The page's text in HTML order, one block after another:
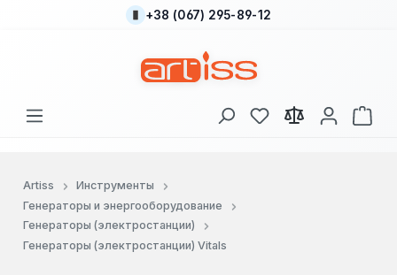
Перейти к основному содержанию
+38 (067) 295-89-12
У вас есть товары
В
Artiss
Инструменты
Генераторы и энергооборудование
Генераторы (электростанции)
Генераторы (электростанции) Vitals